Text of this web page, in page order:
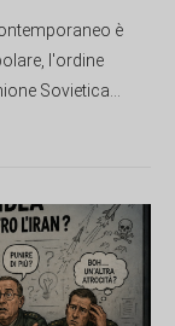
è
l'ordine
Sovietica...